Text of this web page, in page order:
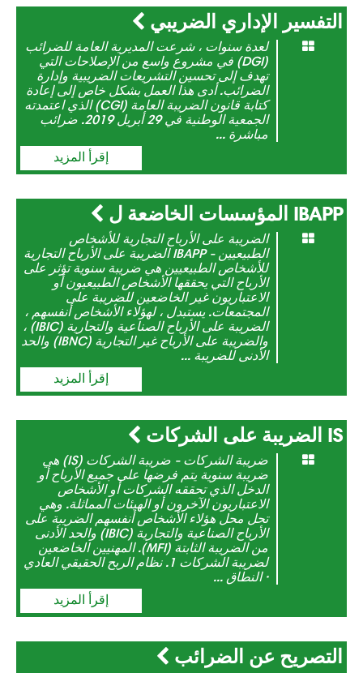
التفسير الإداري الضريبي
لعدة سنوات ، شرعت المديرية العامة للضرائب
(DGI) في مشروع واسع من الإصلاحات التي
تهدف إلى تحسين التشريعات الضريبية وإدارة
الضرائب. أدى هذا العمل بشكل خاص إلى إعادة
كتابة قانون الضريبة العامة (CGI) الذي اعتمدته
الجمعية الوطنية في 29 أبريل 2019. ضرائب
مباشرة ...
إقرأ المزيد
IBAPP المؤسسات الخاضعة ل
الضريبة على الأرباح التجارية للأشخاص
الطبيعيين - IBAPP الضريبة على الأرباح التجارية
للأشخاص الطبيعيين هي ضريبة سنوية تؤثر على
الأرباح التي يحققها الأشخاص الطبيعيون أو
الاعتباريون غير الخاضعين للضريبة على
المجتمعات. يستبدل ، لهؤلاء الأشخاص أنفسهم ،
الضريبة على الأرباح الصناعية والتجارية (IBIC) ،
والضريبة على الأرباح غير التجارية (IBNC) والحد
الأدنى للضريبة ...
إقرأ المزيد
IS الضريبة على الشركات
ضريبة الشركات - ضريبة الشركات (IS) هي
ضريبة سنوية يتم فرضها على جميع الأرباح أو
الدخل الذي تحققه الشركات أو الأشخاص
الاعتباريون الآخرون أو الهيئات المماثلة. وهي
تحل محل هؤلاء الأشخاص أنفسهم الضريبة على
الأرباح الصناعية والتجارية (IBIC) والحد الأدنى
من الضريبة الثابتة (MFI). المهنيين الخاضعين
لضريبة الشركات 1. نظام الربح الحقيقي العادي
· النطاق ...
إقرأ المزيد
التصريح عن الضرائب